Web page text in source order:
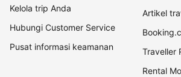
Kelola trip Anda
Hubungi Customer Service
Pusat informasi keamanan
Artikel
Traveller
Rental